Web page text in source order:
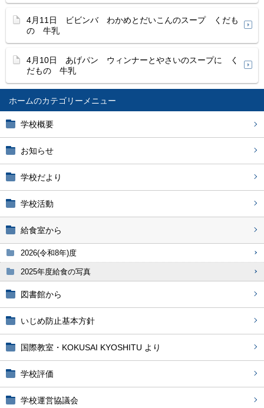
ホーム
学校概要
お知らせ
学校だより
学校活動
給食室から
2026(令和8年)度
2025年度給食の写真
図書館から
いじめ防止基本方針
国際教室・KOKUSAI KYOSHITU より
学校評価
学校運営協議会
4月11日 ビビンバ わかめとだいこんのスープ くだも
の 牛乳
4月10日 あげパン ウィンナーとやさいのスープに く
だもの 牛乳